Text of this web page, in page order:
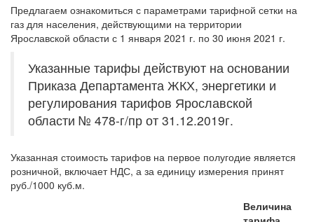
Предлагаем ознакомиться с параметрами тарифной сетки на
газ для населения, действующими на территории
Ярославской области с 1 января 2021 г. по 30 июня 2021 г.
Указанные тарифы действуют на основании
Приказа Департамента ЖКХ, энергетики и
регулирования тарифов Ярославской
области № 478-г/пр от 31.12.2019г.
Указанная стоимость тарифов на первое полугодие является
розничной, включает НДС, а за единицу измерения принят
руб./1000 куб.м.
Величина